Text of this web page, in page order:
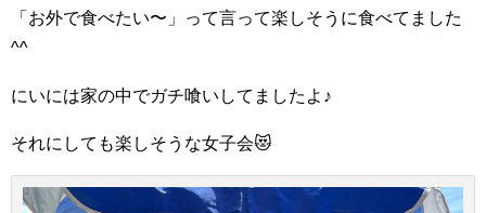
「お外で食べたい〜」って言って楽しそうに食べてました
^^
にいには家の中でガチ喰いしてましたよ♪
それにしても楽しそうな女子会😻